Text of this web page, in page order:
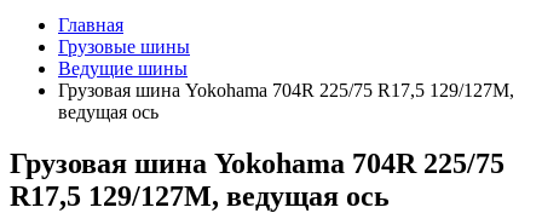
Главная
Грузовые шины
Ведущие шины
Грузовая шина Yokohama 704R 225/75 R17,5 129/127M,
ведущая ось
Грузовая шина Yokohama 704R 225/75
R17,5 129/127M, ведущая ось